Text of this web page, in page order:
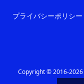
プライバシーポリシー
Copyright ©2016-2026